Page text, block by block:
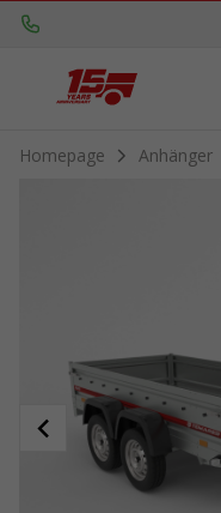
Homepage Anhänger